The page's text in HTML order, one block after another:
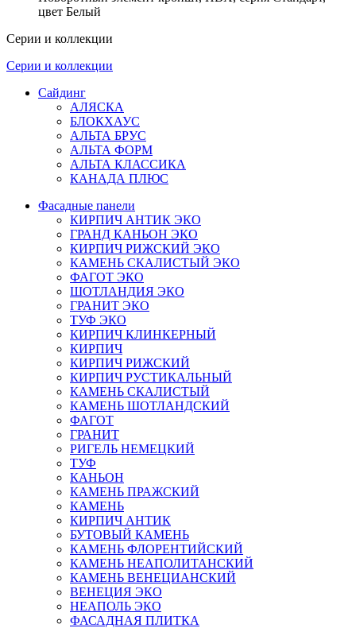
цвет Белый
Серии и коллекции
Серии и коллекции
Сайдинг
АЛЯСКА
БЛОКХАУС
АЛЬТА БРУС
АЛЬТА ФОРМ
АЛЬТА КЛАССИКА
КАНАДА ПЛЮС
Фасадные панели
КИРПИЧ АНТИК ЭКО
ГРАНД КАНЬОН ЭКО
КИРПИЧ РИЖСКИЙ ЭКО
КАМЕНЬ СКАЛИСТЫЙ ЭКО
ФАГОТ ЭКО
ШОТЛАНДИЯ ЭКО
ГРАНИТ ЭКО
ТУФ ЭКО
КИРПИЧ КЛИНКЕРНЫЙ
КИРПИЧ
КИРПИЧ РИЖСКИЙ
КИРПИЧ РУСТИКАЛЬНЫЙ
КАМЕНЬ СКАЛИСТЫЙ
КАМЕНЬ ШОТЛАНДСКИЙ
ФАГОТ
ГРАНИТ
РИГЕЛЬ НЕМЕЦКИЙ
ТУФ
КАНЬОН
КАМЕНЬ ПРАЖСКИЙ
КАМЕНЬ
КИРПИЧ АНТИК
БУТОВЫЙ КАМЕНЬ
КАМЕНЬ ФЛОРЕНТИЙСКИЙ
КАМЕНЬ НЕАПОЛИТАНСКИЙ
КАМЕНЬ ВЕНЕЦИАНСКИЙ
ВЕНЕЦИЯ ЭКО
НЕАПОЛЬ ЭКО
ФАСАДНАЯ ПЛИТКА